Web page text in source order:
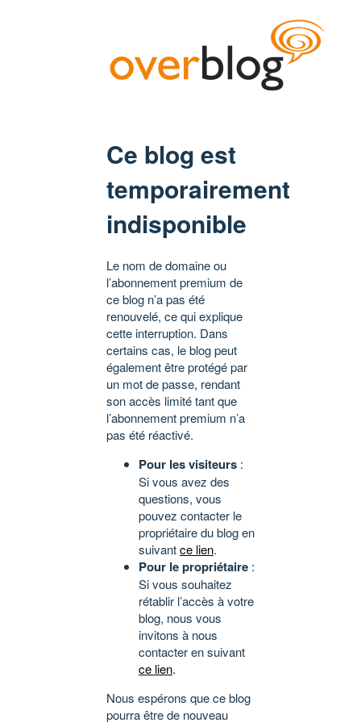
Ce blog est
temporairement
indisponible
Le nom de domaine ou
l’abonnement premium de
ce blog n’a pas été
renouvelé, ce qui explique
cette interruption. Dans
certains cas, le blog peut
également être protégé par
un mot de passe, rendant
son accès limité tant que
l’abonnement premium n’a
pas été réactivé.
Pour les visiteurs :
Si vous avez des
questions, vous
pouvez contacter le
propriétaire du blog en
suivantce lien.
Pour le propriétaire :
Si vous souhaitez
rétablir l’accès à votre
blog, nous vous
invitons à nous
contacter en suivant
ce lien.
Nous espérons que ce blog
pourra être de nouveau